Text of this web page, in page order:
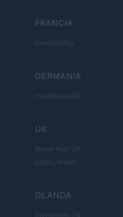
FRANCIA
InvestirMag
GERMANIA
Investieren24
UK
News Hub UK
Lgbtq News
OLANDA
Investeren 24